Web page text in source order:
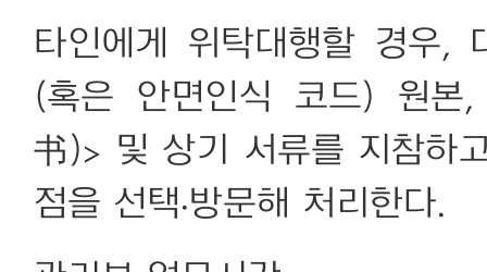
타인에게 위탁대행할 경우,
(혹은 안면인식 코드) 원
书)> 및 상기 서류를 지참하
점을 선택·방문해 처리한다.